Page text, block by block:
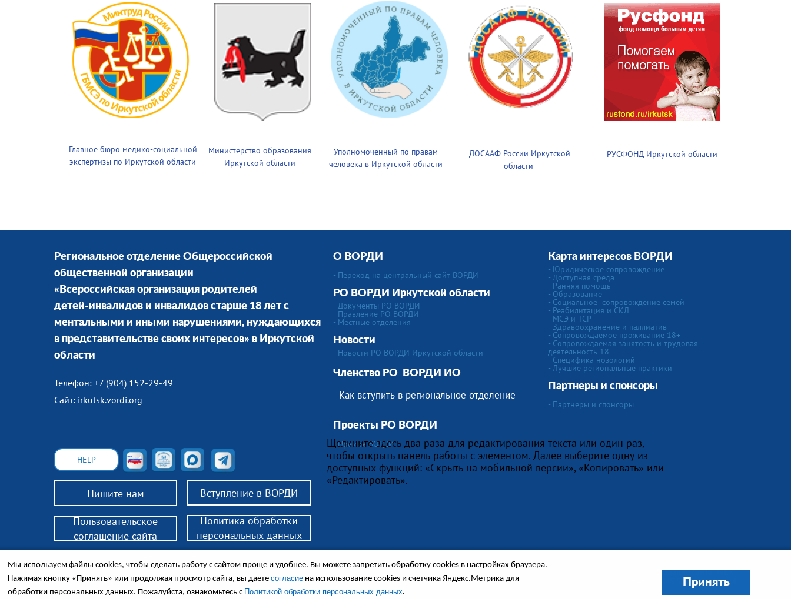
Главное бюро медико-социальной
экспертизы по Иркутской области
Министерство образования
Иркутской области
Уполномоченный по правам
человека в Иркутской области
ДОСААФ России Иркутской
области
РУСФОНД Иркутской области
Региональное отделение Общероссийской
общественной организации
«Всероссийская организация родителей
детей-инвалидов и инвалидов старше 18 лет с
ментальными и иными нарушениями, нуждающихся
в представительстве своих интересов» в Иркутской
области
Телефон: +7 (904) 152-29-49
Сайт: irkutsk.vordi.org
Пишите нам Вступление в ВОРДИ
законным представителям инвалидов 18+, нуждающихся в сопровождении.
Законодательство, поддержка, консультации, общественные обсуждения и другие материалы.
Создание сайта"IVEX"
CMS Smart Engine v.4
О ВОРДИ
- Переход на центральный сайт ВОРДИ
РО ВОРДИ Иркутской области
- Документы РО ВОРДИ
- Правление РО ВОРДИ
- Местные отделения
Новости
- Новости РО ВОРДИ Иркутской области
Членство РО
ВОРДИ ИО
- Как вступить в региональное отделение
Проекты РО ВОРДИ
- Премия ВОРДИ
Карта интересов ВОРДИ
- Юридическое сопровождение
- Доступная среда
- Ранняя помощь
- Образование
- Социальное сопровождение семей
- Реабилитация и СКЛ
- МСЭ и ТСР
- Здравоохранение и паллиатив
- Сопровождаемое проживание 18+
- Сопровождаемая занятость и трудовая
деятельность 18+
- Специфика нозологий
- Лучшие региональные практики
Партнеры и спонсоры
- Партнеры и спонсоры
HELP
Пользовательское
соглашение сайта
Политика обработки
персональных данных
Щёлкните здесь два раза для редактирования текста или один раз,
чтобы открыть панель работы с элементом. Далее выберите одну из
доступных функций: «Скрыть на мобильной версии», «Копировать» или
«Редактировать».
Мы используем файлы cookies, чтобы сделать работу с сайтом проще и удобнее. Вы можете запретить обработку сookies в настройках браузера.
Нажимая кнопку «Принять» или продолжая просмотр сайта, вы даете согласие на использование cookies и счетчика Яндекс.Метрика для
обработки персональных данных. Пожалуйста, ознакомьтесь с Политикой обработки персональных данных.
Принять